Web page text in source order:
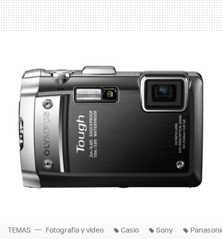
TEMAS Fotografía y vídeo Casio Sony